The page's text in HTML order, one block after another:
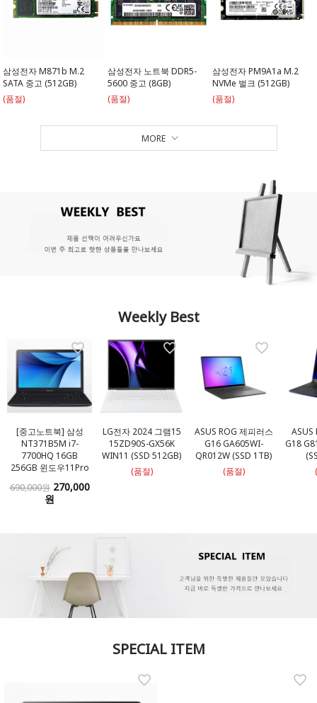
삼성전자 M871b M.2
SATA 중고 (512GB)
(품절)
삼성전자 노트북 DDR5-
5600 중고 (8GB)
(품절)
삼성전자 PM9A1a M.2
NVMe 벌크 (512GB)
(품절)
MORE
Weekly Best
[중고노트북] 삼성
NT371B5M i7-
7700HQ 16GB
256GB 윈도우11Pro
690,000원 270,000
원
LG전자 2024 그램15
15ZD90S-GX56K
WIN11 (SSD 512GB)
(품절)
ASUS ROG 제피러스
G16 GA605WI-
QR012W (SSD 1TB)
(품절)
ASUS
G18
SPECIAL ITEM